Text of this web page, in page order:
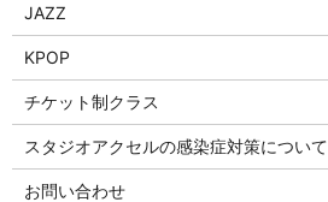
JAZZ
KPOP
チケット制クラス
スタジオアクセルの感染症対策について
お問い合わせ